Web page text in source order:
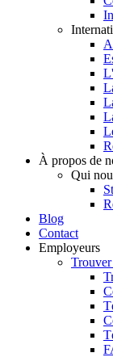
À propos de
Qui
Blog
Contact
Employeurs
Trouver